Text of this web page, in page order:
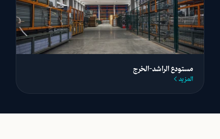
مستودع الراشد-الخرج
المزيد